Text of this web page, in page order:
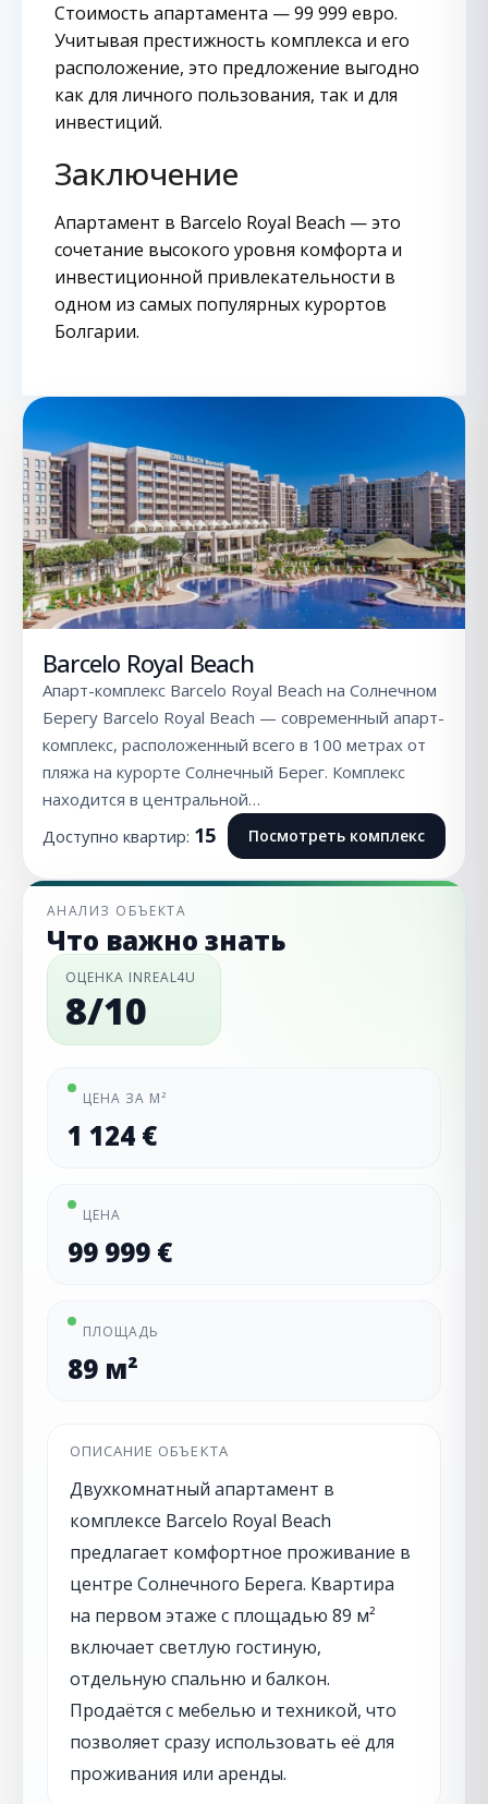
Стоимость апартамента — 99 999 евро.
Учитывая престижность комплекса и его
расположение, это предложение выгодно
как для личного пользования, так и для
инвестиций.
Заключение
Апартамент в Barcelo Royal Beach — это
сочетание высокого уровня комфорта и
инвестиционной привлекательности в
одном из самых популярных курортов
Болгарии.
Barcelo Royal Beach
Апарт-комплекс Barcelo Royal Beach на Солнечном
Берегу Barcelo Royal Beach — современный апарт-
комплекс, расположенный всего в 100 метрах от
пляжа на курорте Солнечный Берег. Комплекс
находится в центральной…
Доступно квартир: 15 Посмотреть комплекс
АНАЛИЗ ОБЪЕКТА
Что важно знать
ОЦЕНКА INREAL4U
8/10
ЦЕНА ЗА М²
1 124 €
ЦЕНА
99 999 €
ПЛОЩАДЬ
89 м²
ОПИСАНИЕ ОБЪЕКТА
Двухкомнатный апартамент в
комплексе Barcelo Royal Beach
предлагает комфортное проживание в
центре Солнечного Берега. Квартира
на первом этаже с площадью 89 м²
включает светлую гостиную,
отдельную спальню и балкон.
Продаётся с мебелью и техникой, что
позволяет сразу использовать её для
проживания или аренды.